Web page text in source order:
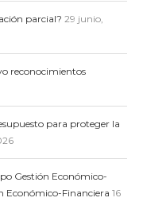
parcial? 29 junio,
reconocimientos
para proteger la
Gestión Económico-
Económico-Financiera 16